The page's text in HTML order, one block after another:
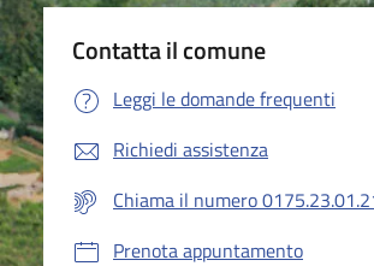
Contatta il comune
Leggi le domande frequenti
Richiedi assistenza
Chiama il numero
Prenota appuntamento